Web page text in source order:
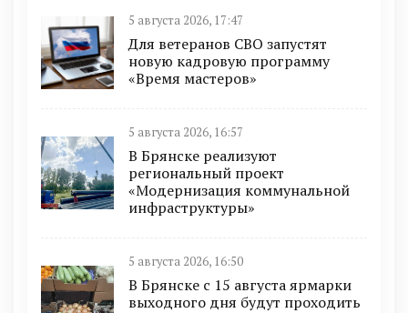
5 августа 2026, 17:47
Для ветеранов СВО запустят
новую кадровую программу
«Время мастеров»
5 августа 2026, 16:57
В Брянске реализуют
региональный проект
«Модернизация коммунальной
инфраструктуры»
5 августа 2026, 16:50
В Брянске с 15 августа ярмарки
выходного дня будут проходить